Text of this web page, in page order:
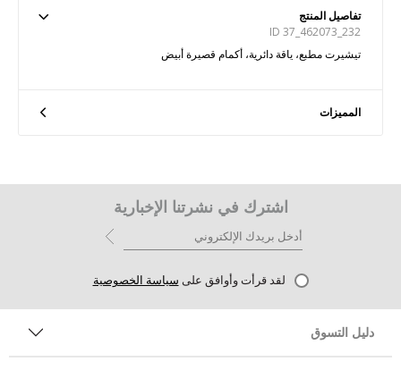
تفاصيل المنتج
ID 37_462073_232
تيشيرت مطبع، ياقة دائرية، أكمام قصيرة أبيض
المميزات
اشترك في نشرتنا الإخبارية
لقد قرأت وأوافق على سياسة الخصوصية
دليل التسوق